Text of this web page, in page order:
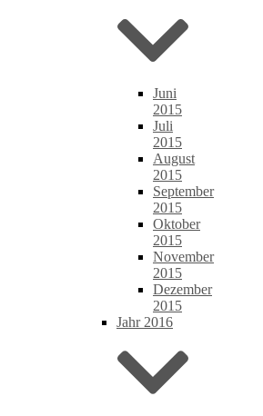
Juni
2015
Juli
2015
August
2015
September
2015
Oktober
2015
November
2015
Dezember
2015
Jahr 2016